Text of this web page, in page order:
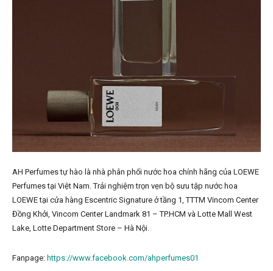
AH Perfumes tự hào là nhà phân phối nước hoa chính hãng của LOEWE
Perfumes tại Việt Nam. Trải nghiệm trọn vẹn bộ sưu tập nước hoa
LOEWE tại cửa hàng Escentric Signature ở tầng 1, TTTM Vincom Center
Đồng Khởi, Vincom Center Landmark 81 – TP.HCM và Lotte Mall West
Lake, Lotte Department Store – Hà Nội.
Fanpage: https://www.facebook.com/ahperfumes01